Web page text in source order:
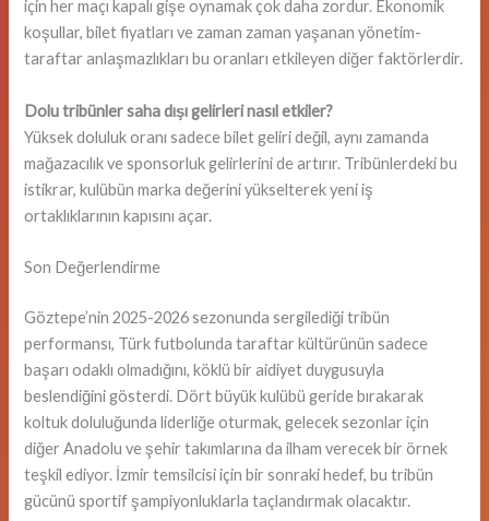
için her maçı kapalı gişe oynamak çok daha zordur. Ekonomik
koşullar, bilet fiyatları ve zaman zaman yaşanan yönetim-
taraftar anlaşmazlıkları bu oranları etkileyen diğer faktörlerdir.
Dolu tribünler saha dışı gelirleri nasıl etkiler?
Yüksek doluluk oranı sadece bilet geliri değil, aynı zamanda
mağazacılık ve sponsorluk gelirlerini de artırır. Tribünlerdeki bu
istikrar, kulübün marka değerini yükselterek yeni iş
ortaklıklarının kapısını açar.
Son Değerlendirme
Göztepe’nin 2025-2026 sezonunda sergilediği tribün
performansı, Türk futbolunda taraftar kültürünün sadece
başarı odaklı olmadığını, köklü bir aidiyet duygusuyla
beslendiğini gösterdi. Dört büyük kulübü geride bırakarak
koltuk doluluğunda liderliğe oturmak, gelecek sezonlar için
diğer Anadolu ve şehir takımlarına da ilham verecek bir örnek
teşkil ediyor. İzmir temsilcisi için bir sonraki hedef, bu tribün
gücünü sportif şampiyonluklarla taçlandırmak olacaktır.